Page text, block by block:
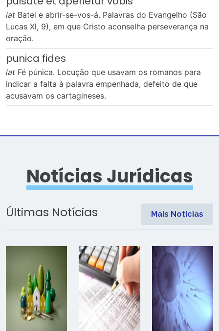
lat Batei e abrir-se-vos-á. Palavras do Evangelho (São
Lucas Xl, 9), em que Cristo aconselha perseverança na
oração.
punica fides
lat Fé púnica. Locução que usavam os romanos para
indicar a falta à palavra empenhada, defeito de que
acusavam os cartagineses.
Notícias Jurídicas
Últimas Notícias Mais Notícias